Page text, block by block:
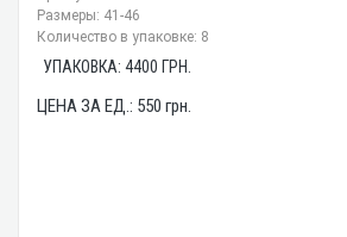
Размеры: 41-46
Количество в упаковке: 8
УПАКОВКА: 4400 ГРН.
ЦЕНА ЗА ЕД.: 550 грн.